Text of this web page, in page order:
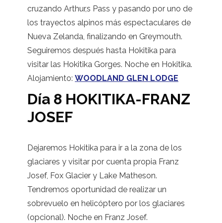
cruzando Arthur,s Pass y pasando por uno de
los trayectos alpinos más espectaculares de
Nueva Zelanda, finalizando en Greymouth.
Seguiremos después hasta Hokitika para
visitar las Hokitika Gorges. Noche en Hokitika.
Alojamiento: WOODLAND GLEN LODGE
Día 8 HOKITIKA-FRANZ
JOSEF
Dejaremos Hokitika para ir a la zona de los
glaciares y visitar por cuenta propia Franz
Josef, Fox Glacier y Lake Matheson.
Tendremos oportunidad de realizar un
sobrevuelo en helicóptero por los glaciares
(opcional). Noche en Franz Josef.